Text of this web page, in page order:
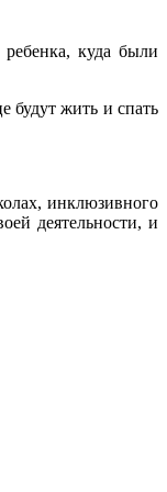
куда были
будут жить и спать
инклюзивного
деятельности, и